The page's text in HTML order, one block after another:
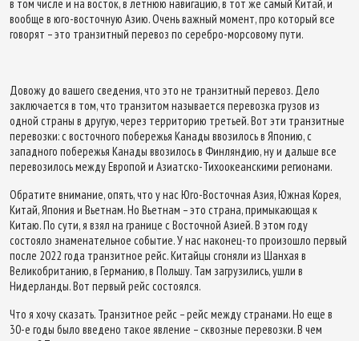
в том числе и на восток, в летнюю навигацию, в тот же самый Китай, и
вообще в юго-восточную Азию. Очень важный момент, про который все
говорят – это транзитный перевоз по серебро-морсовому пути.
Довожу до вашего сведения, что это не транзитный перевоз. Дело
заключается в том, что транзитом называется перевозка грузов из
одной страны в другую, через территорию третьей. Вот эти транзитные
перевозки: с восточного побережья Канады ввозилось в Японию, с
западного побережья Канады ввозилось в Финляндию, ну и дальше все
перевозилось между Европой и Азиатско-Тихоокеанскими регионами.
Обратите внимание, опять, что у нас Юго-Восточная Азия, Южная Корея,
Китай, Япония и Вьетнам. Но Вьетнам – это страна, примыкающая к
Китаю. По сути, я взял на границе с Восточной Азией. В этом году
состояло знаменательное событие. У нас наконец-то произошло первый
после 2022 года транзитное рейс. Китайцы сгоняли из Шанхая в
Великобританию, в Германию, в Польшу. Там загрузились, ушли в
Нидерланды. Вот первый рейс состоялся.
Что я хочу сказать. Транзитное рейс – рейс между странами. Но еще в
30-е годы было введено такое явление – сквозные перевозки. В чем